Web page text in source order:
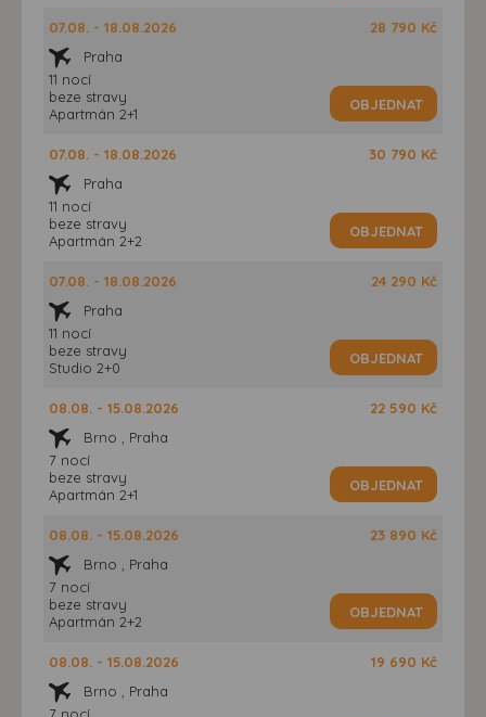
07.08. - 18.08.2026
Praha
11 nocí
beze stravy
Apartmán 2+1
28 790 Kč
OBJEDNAT
07.08. - 18.08.2026
Praha
11 nocí
beze stravy
Apartmán 2+2
30 790 Kč
OBJEDNAT
07.08. - 18.08.2026
Praha
11 nocí
beze stravy
Studio 2+0
24 290 Kč
OBJEDNAT
08.08. - 15.08.2026
Brno , Praha
7 nocí
beze stravy
Apartmán 2+1
22 590 Kč
OBJEDNAT
08.08. - 15.08.2026
Brno , Praha
7 nocí
beze stravy
Apartmán 2+2
23 890 Kč
OBJEDNAT
08.08. - 15.08.2026
Brno , Praha
7 nocí
19 690 Kč